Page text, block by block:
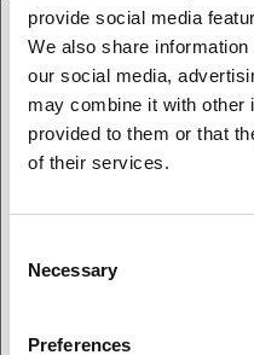
provide social media
We also share
our social media,
may combine it with other
provided to them or that
of their services.
Selection
Necessary
Preferences
-30%
1. Ben je een